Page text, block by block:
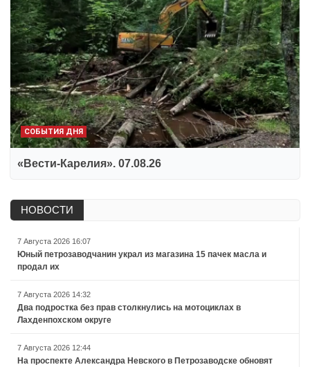
СОБЫТИЯ ДНЯ
«Вести-Карелия». 07.08.26
НОВОСТИ
7 Августа 2026 16:07
Юный петрозаводчанин украл из магазина 15 пачек масла и
продал их
7 Августа 2026 14:32
Два подростка без прав столкнулись на мотоциклах в
Лахденпохском округе
7 Августа 2026 12:44
На проспекте Александра Невского в Петрозаводске обновят